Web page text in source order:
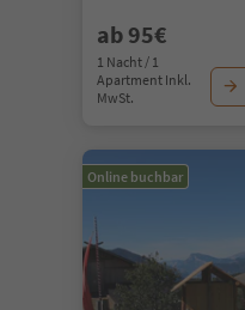
ab 95€
1 Nacht / 1
Apartment Inkl.
MwSt.
Online buchbar